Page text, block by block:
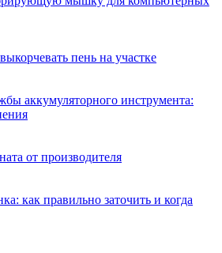
пень на участке
аккумуляторного инструмента:
от производителя
как правильно заточить и когда